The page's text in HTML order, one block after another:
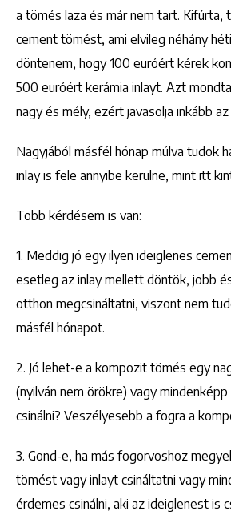
a tömés laza és már nem tart. Kifúrta,
cement tömést, ami elvileg néhány
döntenem, hogy 100 euróért kérek
500 euróért kerámia inlayt. Azt
nagy és mély, ezért javasolja inkább az
Nagyjából másfél hónap múlva tudok
inlay is fele annyibe kerülne, mint itt
Több kérdésem is van:
1. Meddig jó egy ilyen ideiglenes
esetleg az inlay mellett döntök, jobb
otthon megcsináltatni, viszont nem
másfél hónapot.
2. Jó lehet-e a kompozit tömés egy
(nyilván nem örökre) vagy
csinálni? Veszélyesebb a fogra a
3. Gond-e, ha más fogorvoshoz
tömést vagy inlayt csináltatni vagy
érdemes csinálni, aki az ideiglenest is